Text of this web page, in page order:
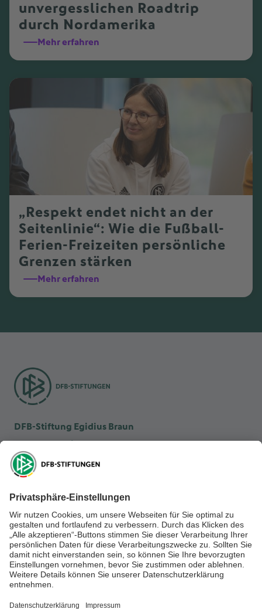
unvergesslichen Roadtrip
durch Nordamerika
Mehr erfahren
„Respekt endet nicht an der
Seitenlinie“: Wie die Fußball-
Ferien-Freizeiten persönliche
Grenzen stärken
Mehr erfahren
DFB-Stiftung Egidius Braun
DFB-Stiftung Sepp Herberger
NEWSLETTER ABONNIEREN
Anmelden